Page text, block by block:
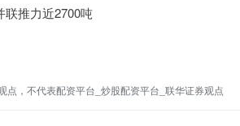
联推力近2700吨
点，不代表配资平台_炒股配资平台_联华证券观点